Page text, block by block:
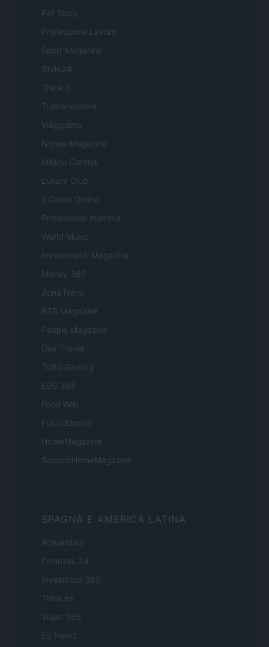
Pet Story
Professione Lavoro
Sport Magazine
Style24
Think.it
Tuobenessere
Viaggiamo
Nonne Magazine
Milano Cortina
Luxury Club
Il Calcio Online
Professione mamma
World Music
Investimenti Magazine
Money 365
Zona Nerd
B2B Magazine
People Magazine
Day Travel
Tutto Gaming
ESG 365
Food Wiki
FuturoDonna
HomeMagazine
SecondHomeMagazine
SPAGNA E AMERICA LATINA
Actualidad
Finanzas 24
Investindo 365
Think.es
Viajar 365
ES Newz